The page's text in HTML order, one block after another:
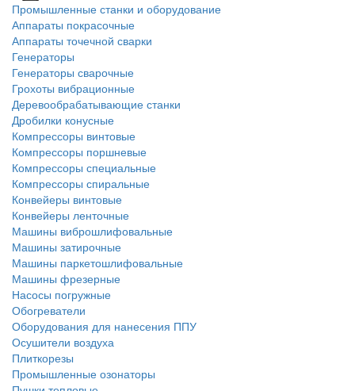
Промышленные станки и оборудование
Аппараты покрасочные
Аппараты точечной сварки
Генераторы
Генераторы сварочные
Грохоты вибрационные
Деревообрабатывающие станки
Дробилки конусные
Компрессоры винтовые
Компрессоры поршневые
Компрессоры специальные
Компрессоры спиральные
Конвейеры винтовые
Конвейеры ленточные
Машины виброшлифовальные
Машины затирочные
Машины паркетошлифовальные
Машины фрезерные
Насосы погружные
Обогреватели
Оборудования для нанесения ППУ
Осушители воздуха
Плиткорезы
Промышленные озонаторы